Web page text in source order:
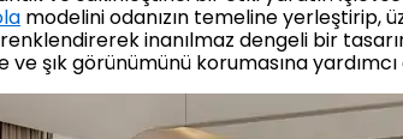
modelini odanızın temeline yerleştirip,
inanılmaz dengeli bir
ve şık görünümünü korumasına yardımcı